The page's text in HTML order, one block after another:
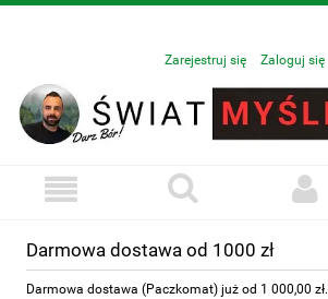
Zarejestruj się Zaloguj się
Darmowa dostawa od 1000 zł
Darmowa dostawa (Paczkomat) już od 1 000,00 zł.